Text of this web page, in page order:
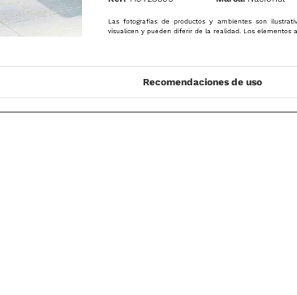
Las fotografías de productos y ambientes son
visualicen y pueden diferir de la realidad. Los elementos
Recomendaciones de uso